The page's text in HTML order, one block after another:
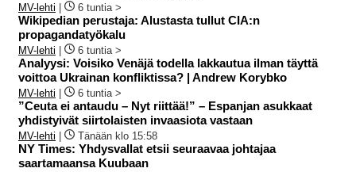
MV-lehti 6 tuntia >
Wikipedian perustaja: Alustasta tullut CIA:n
propagandatyökalu
MV-lehti 6 tuntia >
Analyysi: Voisiko Venäjä todella lakkautua ilman täyttä
voittoa Ukrainan konfliktissa? | Andrew Korybko
MV-lehti 6 tuntia >
”Ceuta ei antaudu – Nyt riittää!” – Espanjan asukkaat
yhdistyivät siirtolaisten invaasiota vastaan
MV-lehti Tänään klo 15:58
NY Times: Yhdysvallat etsii seuraavaa johtajaa
saartamaansa Kuubaan